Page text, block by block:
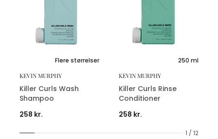
1 / 12
Flere størrelser
KEVIN MURPHY
Killer Curls Wash
Shampoo
258 kr.
250 ml
KEVIN MURPHY
Killer Curls Rinse
Conditioner
258 kr.